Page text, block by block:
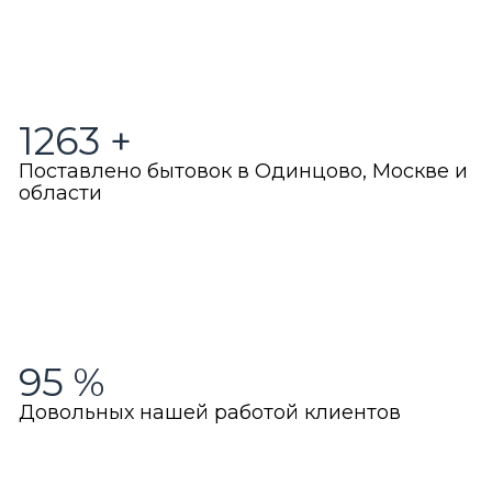
1263 +
Поставлено бытовок в Одинцово, Москве и
области
95 %
Довольных нашей работой клиентов